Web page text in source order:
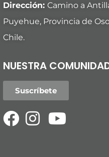
Dirección: Camino a
Puyehue, Provincia de
Chile.
NUESTRA
Suscríbete